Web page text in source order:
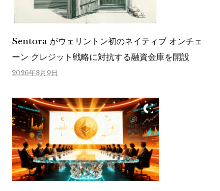
Sentora がウェリントン初のネイティブ オンチェ
ーン クレジット戦略に対抗する融資金庫を開設
2026年8月9日